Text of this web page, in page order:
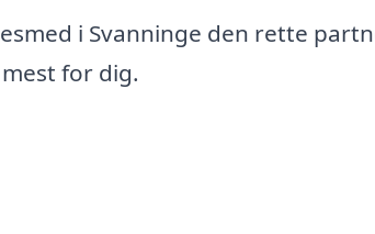
i Svanninge den rette
for dig.